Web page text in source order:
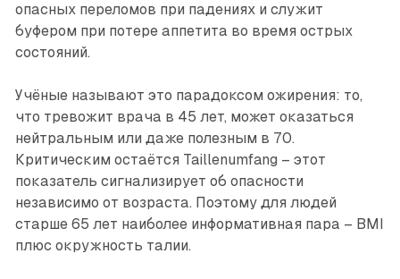
опасных переломов при падениях и служит
буфером при потере аппетита во время острых
состояний.
Учёные называют это парадоксом ожирения: то,
что тревожит врача в 45 лет, может оказаться
нейтральным или даже полезным в 70.
Критическим остаётся Taillenumfang – этот
показатель сигнализирует об опасности
независимо от возраста. Поэтому для людей
старше 65 лет наиболее информативная пара – BMI
плюс окружность талии.